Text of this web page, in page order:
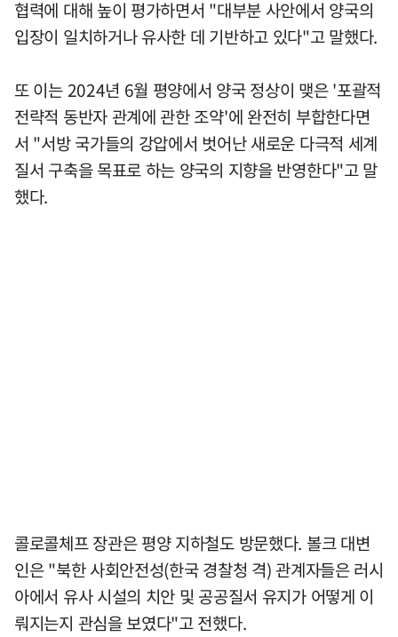
협력에 대해 높이 평가하면서 "대부분 사안에서 양국의
입장이 일치하거나 유사한 데 기반하고 있다"고 말했다.
또 이는 2024년 6월 평양에서 양국 정상이 맺은 '포괄적
전략적 동반자 관계에 관한 조약'에 완전히 부합한다면
서 "서방 국가들의 강압에서 벗어난 새로운 다극적 세계
질서 구축을 목표로 하는 양국의 지향을 반영한다"고 말
했다.
콜로콜체프 장관은 평양 지하철도 방문했다. 볼크 대변
인은 "북한 사회안전성(한국 경찰청 격) 관계자들은 러시
아에서 유사 시설의 치안 및 공공질서 유지가 어떻게 이
뤄지는지 관심을 보였다"고 전했다.